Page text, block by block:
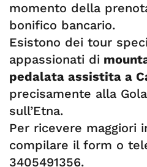
momento della
bonifico bancario.
Esistono dei tour
appassionati di
pedalata assistita a
precisamente alla
sull’Etna.
Per ricevere maggiori
compilare il form o
3405491356.